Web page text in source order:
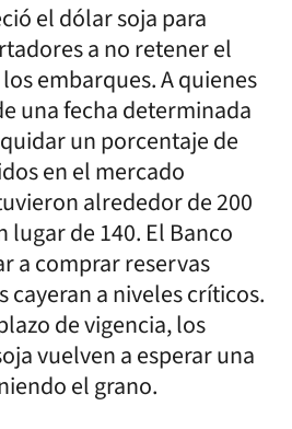
el dólar soja para
a no retener el
embarques. A quienes
una fecha determinada
un porcentaje de
en el mercado
alrededor de 200
lugar de 140. El Banco
a comprar reservas
cayeran a niveles críticos.
de vigencia, los
vuelven a esperar una
el grano.